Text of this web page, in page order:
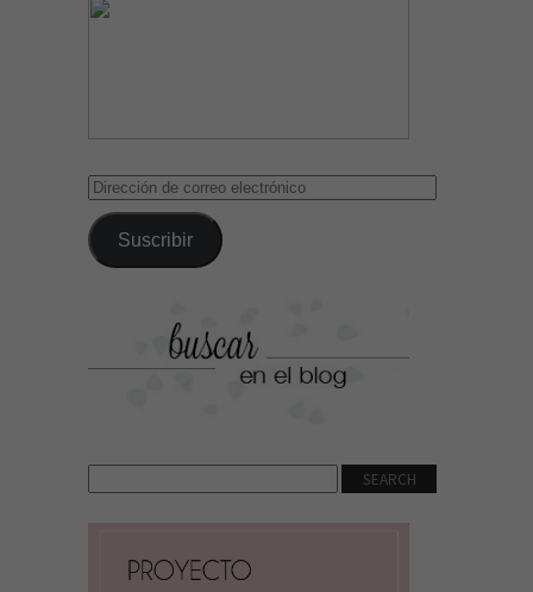
Dirección
correo
electrónico
Suscribir